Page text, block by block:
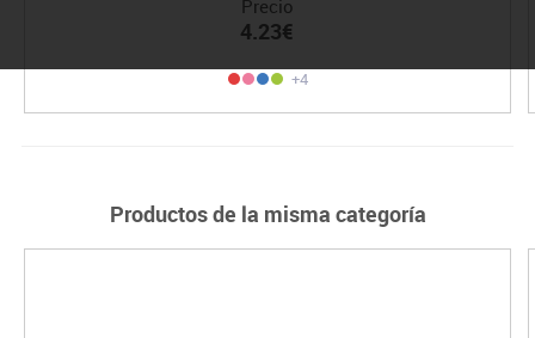
Precio
4.23€
+4
Productos de la misma categoría